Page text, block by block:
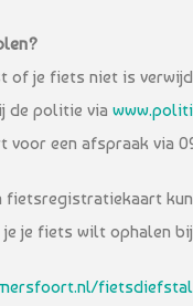
of je fiets niet is
de politie via
voor een afspraak via
fietsregistratiekaart
je je fiets wilt ophalen
fietsdiefstal